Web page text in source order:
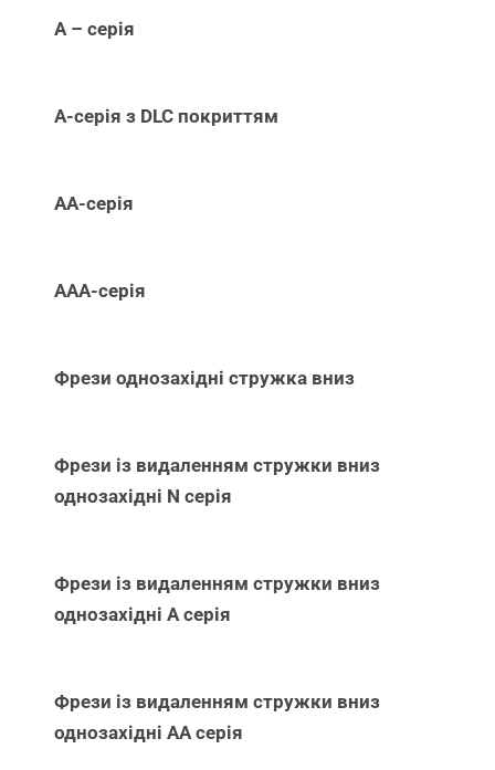
А – серія
А-серія з DLC покриттям
АА-серія
ААА-серія
Фрези однозахідні стружка вниз
Фрези із видаленням стружки вниз
однозахідні N серія
Фрези із видаленням стружки вниз
однозахідні А серія
Фрези із видаленням стружки вниз
однозахідні АА серія